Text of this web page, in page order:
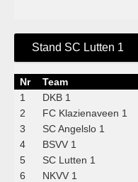
Stand SC Lutten 1
Nr Team
1
DKB 1
2
FC Klazienaveen 1
3
SC Angelslo 1
4
BSVV 1
5
SC Lutten 1
6
NKVV 1